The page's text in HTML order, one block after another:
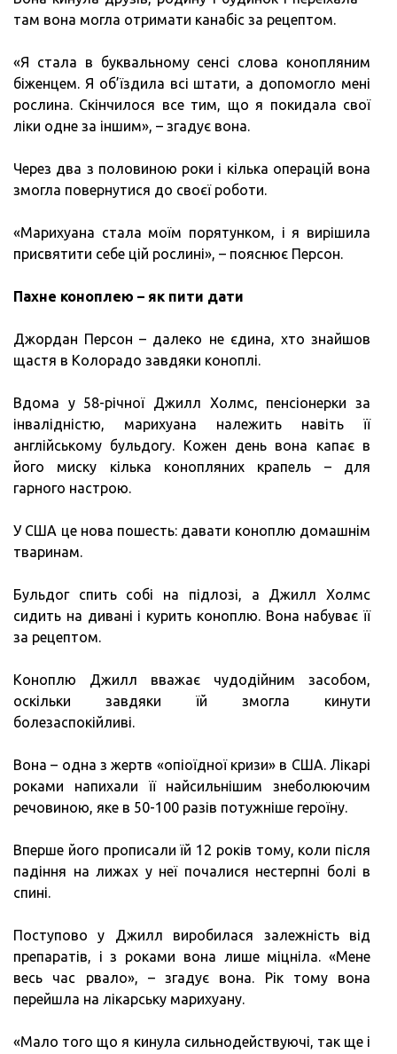
там вона могла отримати канабіс за рецептом.
«Я стала в буквальному сенсі слова конопляним
біженцем. Я об’їздила всі штати, а допомогло мені
рослина. Скінчилося все тим, що я покидала свої
ліки одне за іншим», – згадує вона.
Через два з половиною роки і кілька операцій вона
змогла повернутися до своєї роботи.
«Марихуана стала моїм порятунком, і я вирішила
присвятити себе цій рослині», – пояснює Персон.
Пахне коноплею – як пити дати
Джордан Персон – далеко не єдина, хто знайшов
щастя в Колорадо завдяки коноплі.
Вдома у 58-річної Джилл Холмс, пенсіонерки за
інвалідністю, марихуана належить навіть її
англійському бульдогу. Кожен день вона капає в
його миску кілька конопляних крапель – для
гарного настрою.
У США це нова пошесть: давати коноплю домашнім
тваринам.
Бульдог спить собі на підлозі, а Джилл Холмс
сидить на дивані і курить коноплю. Вона набуває її
за рецептом.
Коноплю Джилл вважає чудодійним засобом,
оскільки завдяки їй змогла кинути
болезаспокійливі.
Вона – одна з жертв «опіоїдної кризи» в США. Лікарі
роками напихали її найсильнішим знеболюючим
речовиною, яке в 50-100 разів потужніше героїну.
Вперше його прописали їй 12 років тому, коли після
падіння на лижах у неї почалися нестерпні болі в
спині.
Поступово у Джилл виробилася залежність від
препаратів, і з роками вона лише міцніла. «Мене
весь час рвало», – згадує вона. Рік тому вона
перейшла на лікарську марихуану.
«Мало того що я кинула сильнодействуючі, так ще і